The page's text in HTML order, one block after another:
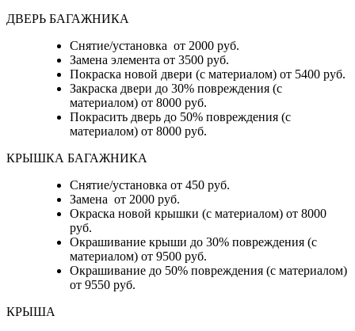
ДВЕРЬ БАГАЖНИКА
Снятие/установка от 2000 руб.
Замена элемента от 3500 руб.
Покраска новой двери (с материалом) от 5400 руб.
Закраска двери до 30% повреждения (с
материалом) от 8000 руб.
Покрасить дверь до 50% повреждения (с
материалом) от 8000 руб.
КРЫШКА БАГАЖНИКА
Снятие/установка от 450 руб.
Замена от 2000 руб.
Окраска новой крышки (с материалом) от 8000
руб.
Окрашивание крыши до 30% повреждения (с
материалом) от 9500 руб.
Окрашивание до 50% повреждения (с материалом)
от 9550 руб.
КРЫША